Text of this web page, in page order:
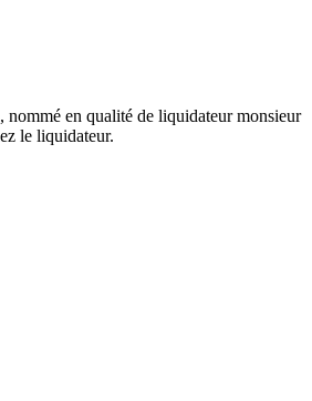
en qualité de liquidateur monsieur
le liquidateur.